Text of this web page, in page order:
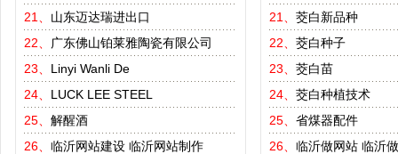
21、 山东迈达瑞进出口
22、
广东佛山铂莱雅陶瓷有限公司
23、 Linyi Wanli De
24、 LUCK LEE STEEL
25、 解醒酒
26、 临沂网站建设 临沂网站制作
21、 茭白新品种
22、 茭白种子
23、 茭白苗
24、 茭白种植技术
25、 省煤器配件
26、 临沂做网站 临沂